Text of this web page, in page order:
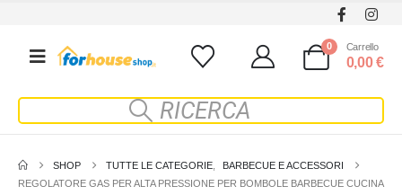
0 Carrello
0,00€
SHOP TUTTE LE CATEGORIE,
BARBECUE E ACCESSORI
REGOLATORE GAS PER ALTA PRESSIONE PER BOMBOLE BARBECUE CUCINA